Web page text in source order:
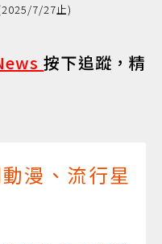
7/27止)
按下追蹤，精
漫、流行星